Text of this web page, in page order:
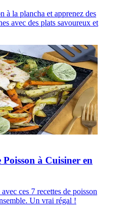
à la plancha et apprenez des
avec des plats savoureux et
Poisson à Cuisiner en
ces 7 recettes de poisson
Un vrai régal !